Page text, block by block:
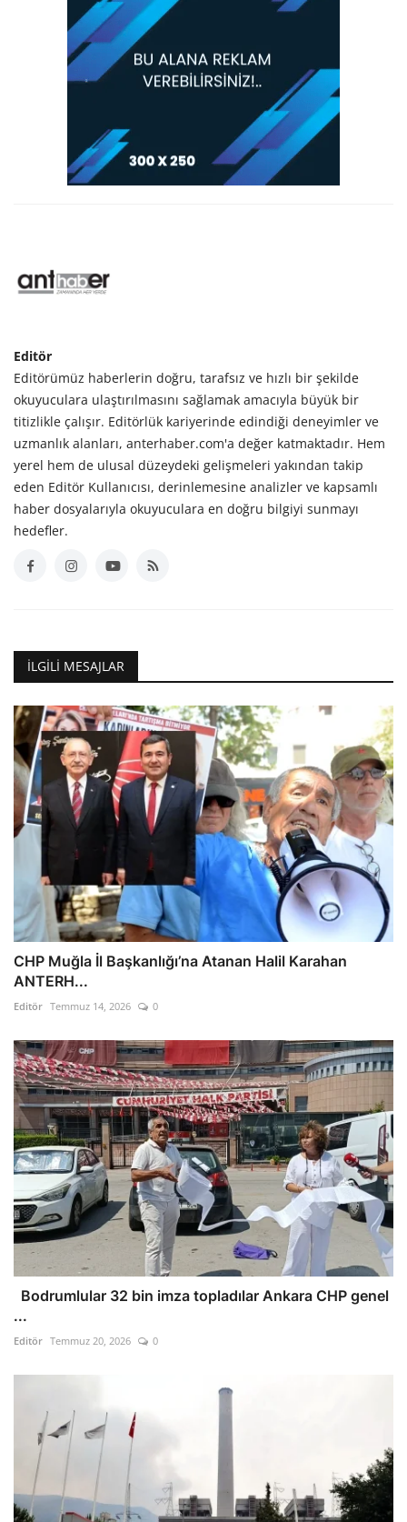
Editör
Editörümüz haberlerin doğru, tarafsız ve hızlı bir şekilde
okuyuculara ulaştırılmasını sağlamak amacıyla büyük bir
titizlikle çalışır. Editörlük kariyerinde edindiği deneyimler ve
uzmanlık alanları, anterhaber.com'a değer katmaktadır. Hem
yerel hem de ulusal düzeydeki gelişmeleri yakından takip
eden Editör Kullanıcısı, derinlemesine analizler ve kapsamlı
haber dosyalarıyla okuyuculara en doğru bilgiyi sunmayı
hedefler.
İLGILI MESAJLAR
CHP Muğla İl Başkanlığı’na Atanan Halil Karahan
ANTERH...
Editör Temmuz 14, 2026 0
Bodrumlular 32 bin imza topladılar Ankara CHP genel
...
Editör Temmuz 20, 2026 0